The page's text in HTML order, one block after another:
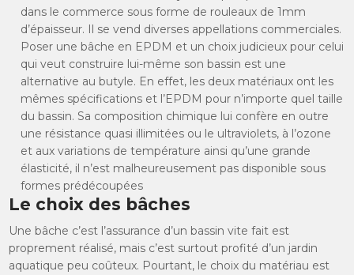
dans le commerce sous forme de rouleaux de 1mm
d’épaisseur. Il se vend diverses appellations commerciales.
Poser une bâche en EPDM et un choix judicieux pour celui
qui veut construire lui-même son bassin est une
alternative au butyle. En effet, les deux matériaux ont les
mêmes spécifications et l’EPDM pour n’importe quel taille
du bassin. Sa composition chimique lui confère en outre
une résistance quasi illimitées ou le ultraviolets, à l’ozone
et aux variations de température ainsi qu’une grande
élasticité, il n’est malheureusement pas disponible sous
formes prédécoupées
Le choix des bâches
Une bâche c’est l’assurance d’un bassin vite fait est
proprement réalisé, mais c’est surtout profité d’un jardin
aquatique peu coûteux. Pourtant, le choix du matériau est